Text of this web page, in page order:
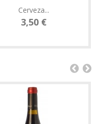
Cerveza...
3,50 €